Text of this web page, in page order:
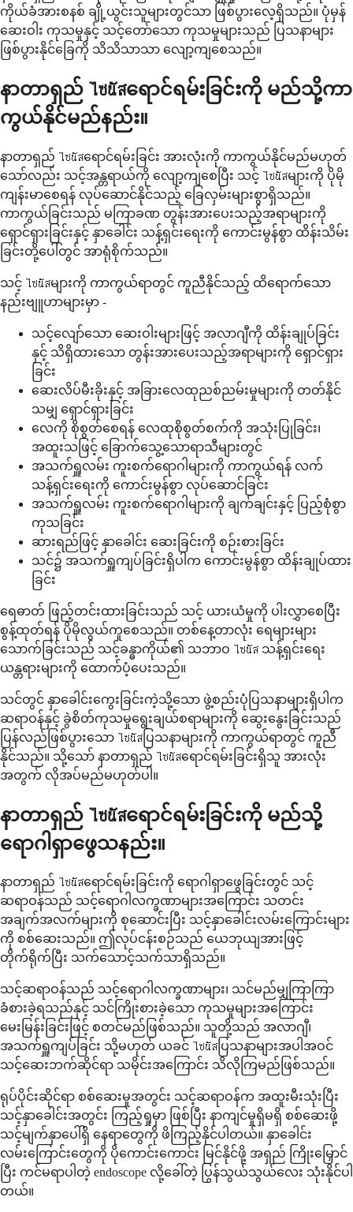
ကိုယ်ခံအားစနစ် ချို့ယွင်းသူများတွင်သာ ဖြစ်ပွားလေ့ရှိသည်။ ပုံမှန်
ဆေးဝါး ကုသမှုနှင့် သင့်တော်သော ကုသမှုများသည် ပြသနာများ
ဖြစ်ပွားနိုင်ခြေကို သိသိသာသာ လျော့ကျစေသည်။
နာတာရှည် ไซนัสရောင်ရမ်းခြင်းကို မည်သို့ကာ
ကွယ်နိုင်မည်နည်း။
နာတာရှည် ไซนัสရောင်ရမ်းခြင်း အားလုံးကို ကာကွယ်နိုင်မည်မဟုတ်
သော်လည်း သင့်အန္တရာယ်ကို လျော့ကျစေပြီး သင့် ไซนัสများကို ပိုမို
ကျန်းမာစေရန် လုပ်ဆောင်နိုင်သည့် ခြေလှမ်းများစွာရှိသည်။
ကာကွယ်ခြင်းသည် မကြာခဏ တွန်းအားပေးသည့်အရာများကို
ရှောင်ရှားခြင်းနှင့် နှာခေါင်း သန့်ရှင်းရေးကို ကောင်းမွန်စွာ ထိန်းသိမ်း
ခြင်းတို့ပေါ်တွင် အာရုံစိုက်သည်။
သင့် ไซนัสများကို ကာကွယ်ရာတွင် ကူညီနိုင်သည့် ထိရောက်သော
နည်းဗျူဟာများမှာ -
သင့်လျော်သော ဆေးဝါးများဖြင့် အလာဂျီကို ထိန်းချုပ်ခြင်း
နှင့် သိရှိထားသော တွန်းအားပေးသည့်အရာများကို ရှောင်ရှား
ခြင်း
ဆေးလိပ်မီးခိုးနှင့် အခြားလေထုညစ်ညမ်းမှုများကို တတ်နိုင်
သမျှ ရှောင်ရှားခြင်း
လေကို စိုစွတ်စေရန် လေထုစိုစွတ်စက်ကို အသုံးပြုခြင်း၊
အထူးသဖြင့် ခြောက်သွေ့သောရာသီများတွင်
အသက်ရှူလမ်း ကူးစက်ရောဂါများကို ကာကွယ်ရန် လက်
သန့်ရှင်းရေးကို ကောင်းမွန်စွာ လုပ်ဆောင်ခြင်း
အသက်ရှူလမ်း ကူးစက်ရောဂါများကို ချက်ချင်းနှင့် ပြည့်စုံစွာ
ကုသခြင်း
ဆားရည်ဖြင့် နှာခေါင်း ဆေးခြင်းကို စဉ်းစားခြင်း
သင်၌ အသက်ရှူကျပ်ခြင်းရှိပါက ကောင်းမွန်စွာ ထိန်းချုပ်ထား
ခြင်း
ရေဓာတ် ဖြည့်တင်းထားခြင်းသည် သင့် ယားယံမှုကို ပါးလွှာစေပြီး
စွန့်ထုတ်ရန် ပိုမိုလွယ်ကူစေသည်။ တစ်နေ့တာလုံး ရေများများ
သောက်ခြင်းသည် သင့်ခန္ဓာကိုယ်၏ သဘာဝ ไซนัส သန့်ရှင်းရေး
ယန္တရားများကို ထောက်ပံ့ပေးသည်။
သင်တွင် နှာခေါင်းကွေးခြင်းကဲ့သို့သော ဖွဲ့စည်းပုံပြသနာများရှိပါက
ဆရာဝန်နှင့် ခွဲစိတ်ကုသမှုရွေးချယ်စရာများကို ဆွေးနွေးခြင်းသည်
ပြန်လည်ဖြစ်ပွားသော ไซนัสပြသနာများကို ကာကွယ်ရာတွင် ကူညီ
နိုင်သည်။ သို့သော် နာတာရှည် ไซนัสရောင်ရမ်းခြင်းရှိသူ အားလုံး
အတွက် လိုအပ်မည်မဟုတ်ပါ။
နာတာရှည် ไซนัสရောင်ရမ်းခြင်းကို မည်သို့
ရောဂါရှာဖွေသနည်း။
နာတာရှည် ไซนัสရောင်ရမ်းခြင်းကို ရောဂါရှာဖွေခြင်းတွင် သင့်
ဆရာဝန်သည် သင့်ရောဂါလက္ခဏာများအကြောင်း သတင်း
အချက်အလက်များကို စုဆောင်းပြီး သင့်နှာခေါင်းလမ်းကြောင်းများ
ကို စစ်ဆေးသည်။ ဤလုပ်ငန်းစဉ်သည် ယေဘုယျအားဖြင့်
တိုက်ရိုက်ပြီး သက်သောင့်သက်သာရှိသည်။
သင့်ဆရာဝန်သည် သင့်ရောဂါလက္ခဏာများ၊ သင်မည်မျှကြာကြာ
ခံစားခဲ့ရသည်နှင့် သင်ကြိုးစားခဲ့သော ကုသမှုများအကြောင်း
မေးမြန်းခြင်းဖြင့် စတင်မည်ဖြစ်သည်။ သူတို့သည် အလာဂျီ၊
အသက်ရှူကျပ်ခြင်း သို့မဟုတ် ယခင် ไซนัสပြသနာများအပါအဝင်
သင့်ဆေးဘက်ဆိုင်ရာ သမိုင်းအကြောင်း သိလိုကြမည်ဖြစ်သည်။
ရုပ်ပိုင်းဆိုင်ရာ စစ်ဆေးမှုအတွင်း သင့်ဆရာဝန်က အထူးမီးသုံးပြီး
သင့်နှာခေါင်းအတွင်း ကြည့်ရှုမှာ ဖြစ်ပြီး နာကျင်မှုရှိမရှိ စစ်ဆေးဖို့
သင့်မျက်နှာပေါ်ရှိ နေရာတွေကို ဖိကြည့်နိုင်ပါတယ်။ နှာခေါင်း
လမ်းကြောင်းတွေကို ပိုကောင်းကောင်း မြင်နိုင်ဖို့ အရှည် ကြိုးမြှောင်
ပြီး ကင်မရာပါတဲ့ endoscope လို့ခေါ်တဲ့ ပြွန်သွယ်သွယ်လေး သုံးနိုင်ပါ
တယ်။